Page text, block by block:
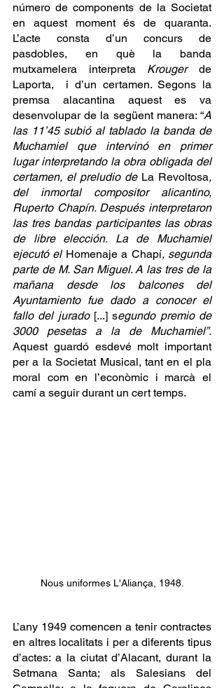
número de components de la Societat
en aquest moment és de quaranta.
L’acte consta d’un concurs de
pasdobles, en què la banda
mutxamelera interpreta Krouger de
Laporta,  i d’un certamen. Segons la
premsa alacantina aquest es va
desenvolupar de la següent manera: “A
las 11’45 subió al tablado la banda de
Muchamiel que intervinó en primer
lugar interpretando la obra obligada del
certamen, el preludio de La Revoltosa,
del inmortal compositor alicantino,
Ruperto Chapín. Después interpretaron
las tres bandas participantes las obras
de libre elección. La de Muchamiel
ejecutó el Homenaje a Chapí, segunda
parte de M. San Miguel. A las tres de la
mañana desde los balcones del
Ayuntamiento fue dado a conocer el
fallo del jurado [...] segundo premio de
3000 pesetas a la de Muchamiel”.
Aquest guardó esdevé molt important
per a la Societat Musical, tant en el pla
moral com en l’econòmic i marcà el
camí a seguir durant un cert temps.
Nous uniformes L'Aliança, 1948.
L’any 1949 comencen a tenir contractes
en altres localitats i per a diferents tipus
d’actes: a la ciutat d’Alacant, durant la
Setmana Santa; als Salesians del